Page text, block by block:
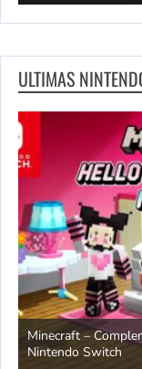
ULTIMAS
Minecraft –
Nintendo Switch